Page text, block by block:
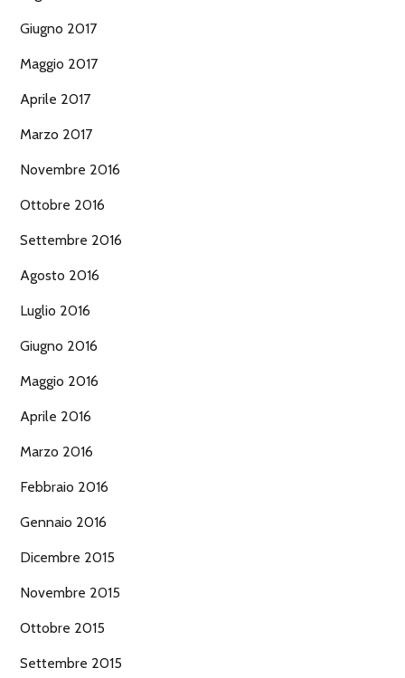
Giugno 2017
Maggio 2017
Aprile 2017
Marzo 2017
Novembre 2016
Ottobre 2016
Settembre 2016
Agosto 2016
Luglio 2016
Giugno 2016
Maggio 2016
Aprile 2016
Marzo 2016
Febbraio 2016
Gennaio 2016
Dicembre 2015
Novembre 2015
Ottobre 2015
Settembre 2015